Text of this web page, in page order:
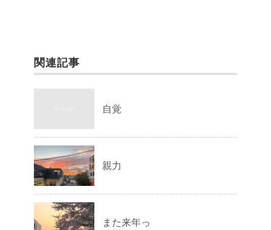
関連記事
自覚
親力
また来年っ